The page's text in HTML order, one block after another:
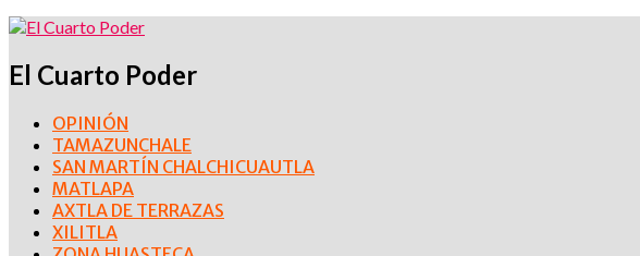
El Cuarto Poder
OPINIÓN
TAMAZUNCHALE
SAN MARTÍN CHALCHICUAUTLA
MATLAPA
AXTLA DE TERRAZAS
XILITLA